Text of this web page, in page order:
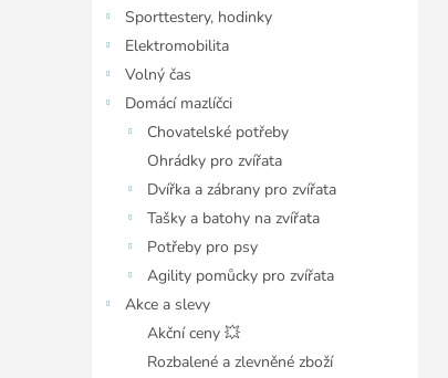
Sporttestery, hodinky
Elektromobilita
Volný čas
Domácí mazlíčci
Chovatelské potřeby
Ohrádky pro zvířata
Dvířka a zábrany pro zvířata
Tašky a batohy na zvířata
Potřeby pro psy
Agility pomůcky pro zvířata
Akce a slevy
Akční ceny 💥
Rozbalené a zlevněné zboží